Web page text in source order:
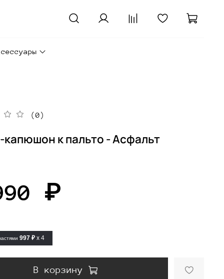
(0)
капюшон к пальто - Асфальт
₽
997 ₽ x 4
В корзину